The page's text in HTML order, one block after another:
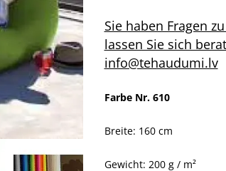
Sie haben Fragen
lassen Sie sich
info@tehaudumi.lv
Farbe Nr. 610
Breite: 160 cm
Gewicht: 200 g / m²